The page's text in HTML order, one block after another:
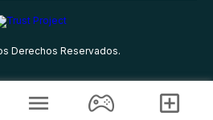
Derechos Reservados.